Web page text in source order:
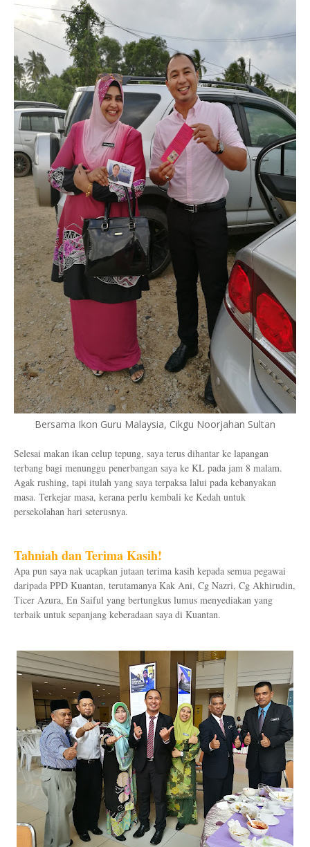
Bersama Ikon Guru Malaysia, Cikgu Noorjahan Sultan
Selesai makan ikan celup tepung, saya terus dihantar ke lapangan
terbang bagi menunggu penerbangan saya ke KL pada jam 8 malam.
Agak rushing, tapi itulah yang saya terpaksa lalui pada kebanyakan
masa. Terkejar masa, kerana perlu kembali ke Kedah untuk
persekolahan hari seterusnya.
Tahniah dan Terima Kasih!
Apa pun saya nak ucapkan jutaan terima kasih kepada semua pegawai
daripada PPD Kuantan, terutamanya Kak Ani, Cg Nazri, Cg Akhirudin,
Ticer Azura, En Saiful yang bertungkus lumus menyediakan yang
terbaik untuk sepanjang keberadaan saya di Kuantan.